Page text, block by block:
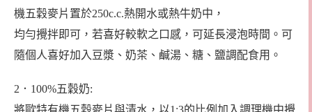
機五穀麥片置於250c.c.熱開水或熱牛奶中，
均勻攪拌即可，若喜好較軟之口感，可延長浸泡時間。可
隨個人喜好加入豆漿、奶茶、鹹湯、糖、鹽調配食用。
2．100%五穀奶:
將歐特有機五穀麥片與清水，以1:3的比例加入調理機中攪